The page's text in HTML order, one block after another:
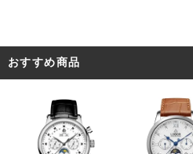
おすすめ商品